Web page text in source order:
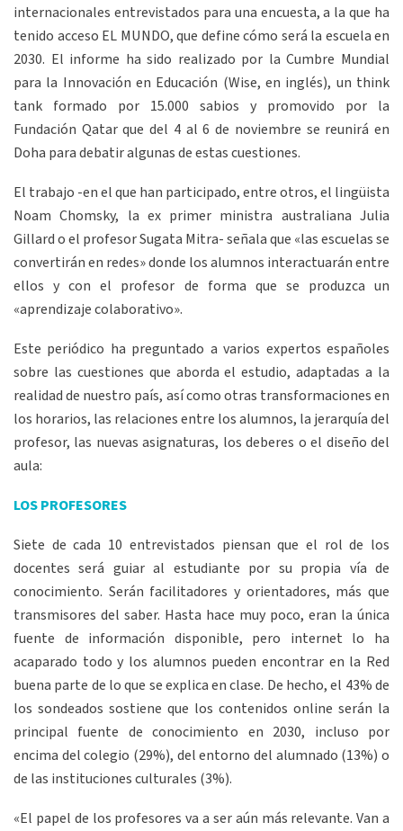
internacionales entrevistados para una encuesta, a la que ha
tenido acceso EL MUNDO, que define cómo será la escuela en
2030. El informe ha sido realizado por la Cumbre Mundial
para la Innovación en Educación (Wise, en inglés), un think
tank formado por 15.000 sabios y promovido por la
Fundación Qatar que del 4 al 6 de noviembre se reunirá en
Doha para debatir algunas de estas cuestiones.
El trabajo -en el que han participado, entre otros, el lingüista
Noam Chomsky, la ex primer ministra australiana Julia
Gillard o el profesor Sugata Mitra- señala que «las escuelas se
convertirán en redes» donde los alumnos interactuarán entre
ellos y con el profesor de forma que se produzca un
«aprendizaje colaborativo».
Este periódico ha preguntado a varios expertos españoles
sobre las cuestiones que aborda el estudio, adaptadas a la
realidad de nuestro país, así como otras transformaciones en
los horarios, las relaciones entre los alumnos, la jerarquía del
profesor, las nuevas asignaturas, los deberes o el diseño del
aula:
LOS PROFESORES
Siete de cada 10 entrevistados piensan que el rol de los
docentes será guiar al estudiante por su propia vía de
conocimiento. Serán facilitadores y orientadores, más que
transmisores del saber. Hasta hace muy poco, eran la única
fuente de información disponible, pero internet lo ha
acaparado todo y los alumnos pueden encontrar en la Red
buena parte de lo que se explica en clase. De hecho, el 43% de
los sondeados sostiene que los contenidos online serán la
principal fuente de conocimiento en 2030, incluso por
encima del colegio (29%), del entorno del alumnado (13%) o
de las instituciones culturales (3%).
«El papel de los profesores va a ser aún más relevante. Van a